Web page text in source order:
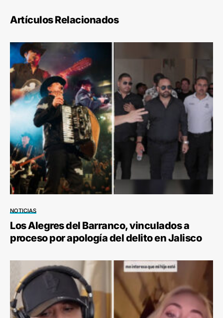
Artículos Relacionados
NOTICIAS
Los Alegres del Barranco, vinculados a
proceso por apología del delito en Jalisco